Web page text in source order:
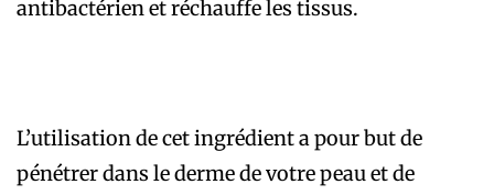
antibactérien et réchauffe les tissus.
L’utilisation de cet ingrédient a pour but de
pénétrer dans le derme de votre peau et de